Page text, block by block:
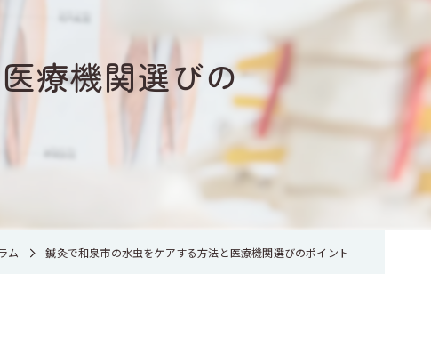
療機関選びの
ム 鍼灸で和泉市の水虫をケアする方法と医療機関選びのポイント